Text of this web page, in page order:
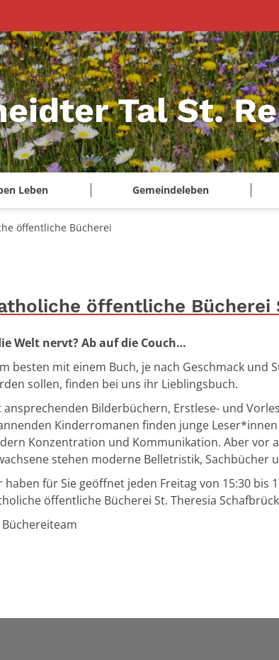
Tal St.
Leben Gemeindeleben
öffentliche Bücherei
öffentliche Bücherei
Welt nervt? Ab auf die Couch…
besten mit einem Buch, je nach Geschmack und
sollen, finden bei uns ihr Lieblingsbuch.
ansprechenden Bilderbüchern, Erstlese- und
Kinderromanen finden junge
Konzentration und Kommunikation. Aber vor
stehen moderne Belletristik,
haben für Sie geöffnet jeden Freitag von 15:30 bis
öffentliche Bücherei St. Theresia